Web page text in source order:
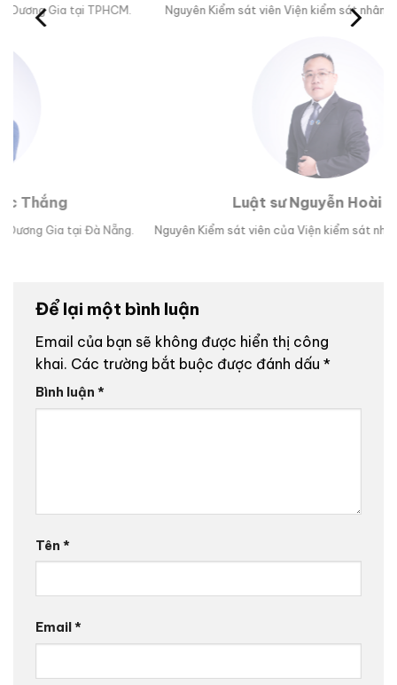
Nguyên Kiểm sát viên Viện kiểm sát nhân dân tỉnh Phú Yên.
Luật sư Nguyễn Hoài Bão
Nguyên Kiểm sát viên của Viện kiểm sát nhân dân TP Đà Nẵng.
Để lại một bình luận
Email của bạn sẽ không được hiển thị công
khai. Các trường bắt buộc được đánh dấu *
Bình luận *
Tên *
Email *